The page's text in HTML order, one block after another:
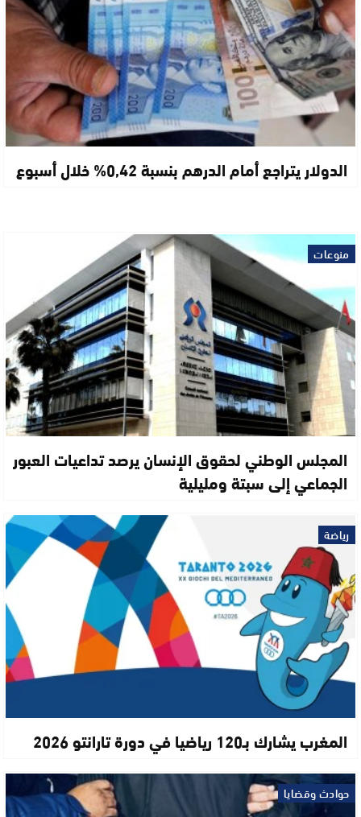
الدولار يتراجع أمام الدرهم بنسبة 0,42% خلال أسبوع
منوعات
المجلس الوطني لحقوق الإنسان يرصد تداعيات العبور
الجماعي إلى سبتة ومليلية
رياضة
المغرب يشارك بـ120 رياضيا في دورة تارانتو 2026
حوادث وقضايا